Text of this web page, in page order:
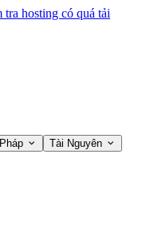
hosting có quá tải
Tài Nguyên